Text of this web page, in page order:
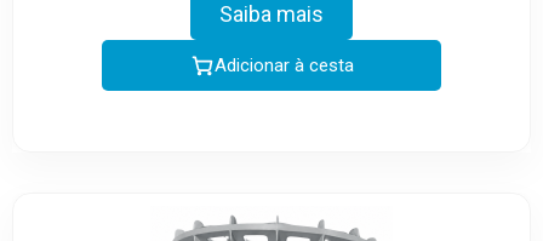
Saiba mais
Adicionar à cesta